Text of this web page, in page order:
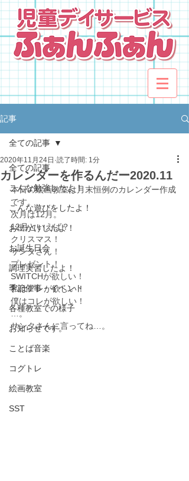
記事
全ての記事
こんな勉強したよ！
こんな遊びをしたよ！
お出かけしたよ！
お誕生日会
調理実習したよ！
季節催事・イベント
各種教室での様子
お知らせです。
ことば音楽
コグトレ
絵画教室
SST
全ての記事
カレンダーを作るんだー2020.11
2020年11月24日 読了時間: 1分
本日の絵画教室は月末恒例のカレンダー作成
です。
次月は12月。
12月といえば？
クリスマス！
サンタさん！
プレゼント！
SWITCHが欲しい！
私はアレが欲しい！
僕はコレが欲しい！
…。
サンタさんに言ってね…。